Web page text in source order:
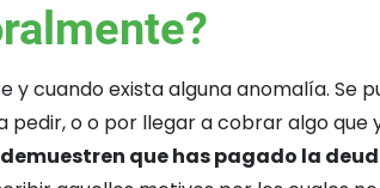
cuando exista alguna anomalía. Se
o o por llegar a cobrar algo
que has pagado la